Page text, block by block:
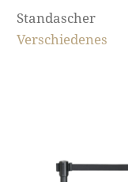
Standascher
Verschiedenes